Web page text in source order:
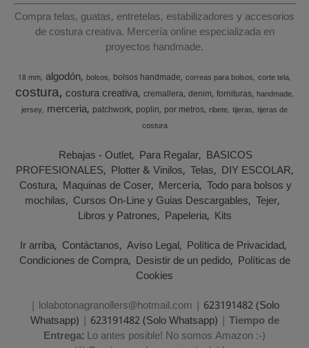
Compra telas, guatas, entretelas, estabilizadores y accesorios
de costura creativa. Mercería online especializada en
proyectos handmade.
18 mm algodón bolsos bolsos handmade correas para bolsos corte tela
costura costura creativa cremallera denim fornituras handmade
jersey merceria patchwork poplin por metros ribete tijeras tijeras de
costura
Rebajas - Outlet Para Regalar BASICOS
PROFESIONALES Plotter & Vinilos Telas DIY ESCOLAR
Costura Maquinas de Coser Mercería Todo para bolsos y
mochilas Cursos On-Line y Guias Descargables Tejer
Libros y Patrones Papeleria Kits
Ir arriba Contáctanos Aviso Legal Política de Privacidad
Condiciones de Compra Desistir de un pedido Políticas de
Cookies
| lolabotonagranollers@hotmail.com | 623191482 (Solo
Whatsapp) | 623191482 (Solo Whatsapp) | Tiempo de
Entrega:Lo antes posible! No somos Amazon :-)